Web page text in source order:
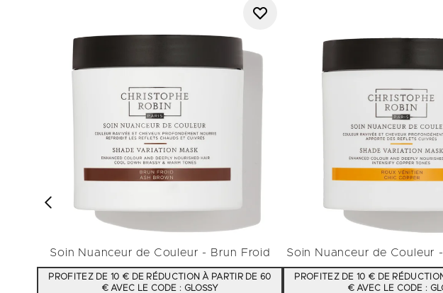
Soin Nuanceur de Couleur - Brun Froid
PROFITEZ DE 10 € DE RÉDUCTION À PARTIR DE 60
€ AVEC LE CODE : GLOSSY
Soin Nuanceur de Couleur
PROFITEZ DE 10 € DE
€ AVEC LE CODE :